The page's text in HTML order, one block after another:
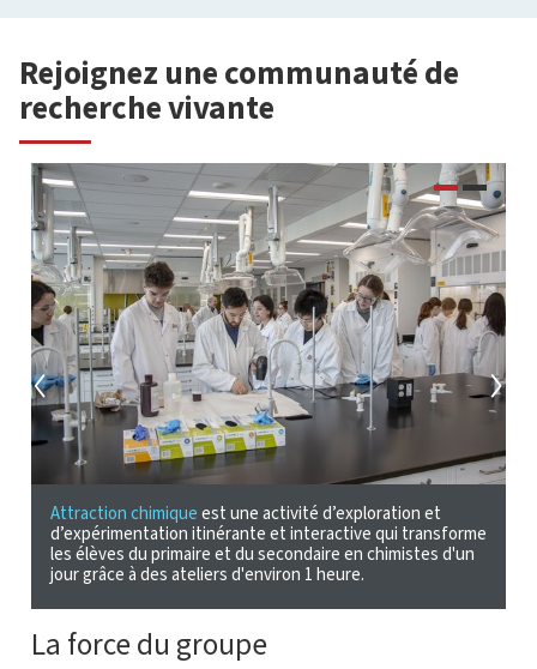
Rejoignez une communauté de
recherche vivante
Attraction chimique est une activité d’exploration et
d’expérimentation itinérante et interactive qui transforme
les élèves du primaire et du secondaire en chimistes d'un
jour grâce à des ateliers d'environ 1 heure.
La force du groupe